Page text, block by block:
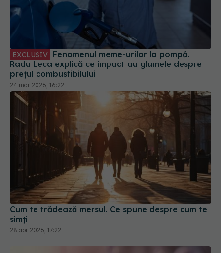
EXCLUSIV
Radu Leca explică ce impact au glumele despre
prețul combustibilului
24 mar 2026, 16:22
Cum te trădează mersul. Ce spune despre cum te
simți
28 apr 2026, 17:22